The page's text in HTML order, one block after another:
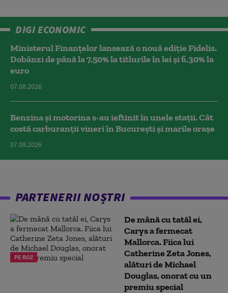
DIGI ECONOMIC
Ministerul Finanțelor lansează o nouă ediție Fidelis.
Dobânzi de până la 7,50% la titlurile în lei și 6,30% la
euro
07.08.2026
Benzina și motorina s-au ieftinit în unele stații. Cât
costă carburanții vineri în București și marile orașe
07.08.2026
PARTENERII NOȘTRI
PE ROZ
De mână cu tatăl ei,
Carys a fermecat
Mallorca. Fiica lui
Catherine Zeta Jones,
alături de Michael
Douglas, onorat cu un
premiu special